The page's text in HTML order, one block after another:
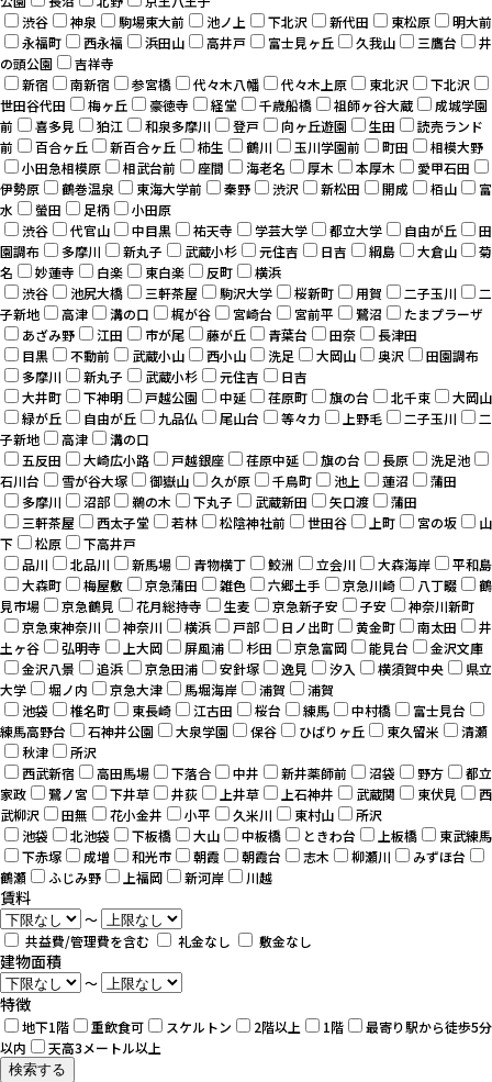
渋谷
神泉 駒場東大前 池ノ上 下北沢 新代田 東松原
明大前
永福町
西永福 浜田山 高井戸 富士見ヶ丘 久我山 三鷹台
井
の頭公園
吉祥寺
新宿
南新宿 参宮橋 代々木八幡 代々木上原 東北沢
下北沢
世田谷代田
梅ヶ丘 豪徳寺 経堂 千歳船橋 祖師ヶ谷大蔵
成城学園
前
喜多見 狛江 和泉多摩川 登戸 向ヶ丘遊園 生田
読売ランド
前
百合ヶ丘 新百合ヶ丘 柿生 鶴川 玉川学園前 町田
相模大野
小田急相模原
相武台前 座間 海老名 厚木 本厚木
愛甲石田
伊勢原
鶴巻温泉 東海大学前 秦野 渋沢 新松田 開成 栢山
富
水
螢田 足柄
小田原
渋谷
代官山 中目黒 祐天寺 学芸大学 都立大学 自由が丘
田
園調布
多摩川 新丸子 武蔵小杉 元住吉 日吉 綱島 大倉山
菊
名
妙蓮寺 白楽 東白楽 反町
横浜
渋谷
池尻大橋 三軒茶屋 駒沢大学 桜新町 用賀 二子玉川
二
子新地
高津 溝の口 梶が谷 宮崎台 宮前平 鷺沼
たまプラーザ
あざみ野
江田 市が尾 藤が丘 青葉台 田奈
長津田
目黒
不動前 武蔵小山 西小山 洗足 大岡山 奥沢
田園調布
多摩川
新丸子 武蔵小杉 元住吉
日吉
大井町
下神明 戸越公園 中延 荏原町 旗の台 北千束
大岡山
緑が丘
自由が丘 九品仏 尾山台 等々力 上野毛 二子玉川
二
子新地
高津
溝の口
五反田
大崎広小路 戸越銀座 荏原中延 旗の台 長原
洗足池
石川台
雪が谷大塚 御嶽山 久が原 千鳥町 池上 蓮沼
蒲田
多摩川
沼部 鵜の木 下丸子 武蔵新田 矢口渡
蒲田
三軒茶屋
西太子堂 若林 松陰神社前 世田谷 上町 宮の坂
山
下
松原
下高井戸
品川
北品川 新馬場 青物横丁 鮫洲 立会川 大森海岸
平和島
大森町
梅屋敷 京急蒲田 雑色 六郷土手 京急川崎 八丁畷
鶴
見市場
京急鶴見 花月総持寺 生麦 京急新子安 子安
神奈川新町
京急東神奈川
神奈川 横浜 戸部 日ノ出町 黄金町 南太田
井
土ヶ谷
弘明寺 上大岡 屏風浦 杉田 京急富岡 能見台
金沢文庫
金沢八景
追浜 京急田浦 安針塚 逸見 汐入 横須賀中央
県立
大学
堀ノ内 京急大津 馬堀海岸 浦賀
浦賀
池袋
椎名町 東長崎 江古田 桜台 練馬 中村橋
富士見台
練馬高野台
石神井公園 大泉学園 保谷 ひばりヶ丘 東久留米
清瀬
秋津
所沢
西武新宿
高田馬場 下落合 中井 新井薬師前 沼袋 野方
都立
家政
鷺ノ宮 下井草 井荻 上井草 上石神井 武蔵関 東伏見
西
武柳沢
田無 花小金井 小平 久米川 東村山
所沢
池袋
北池袋 下板橋 大山 中板橋 ときわ台 上板橋
東武練馬
下赤塚
成増 和光市 朝霞 朝霞台 志木 柳瀬川
みずほ台
鶴瀬
ふじみ野 上福岡 新河岸 川越
賃料
～
共益費/管理費を含む
礼金なし 敷金なし
建物面積
～
特徴
地下1階 重飲食可 スケルトン 2階以上 1階
最寄り駅から徒歩5分
以内
天高3メートル以上